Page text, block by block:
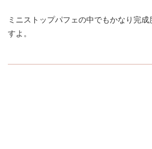
ミニストップパフェの中でもかなり完成
すよ。